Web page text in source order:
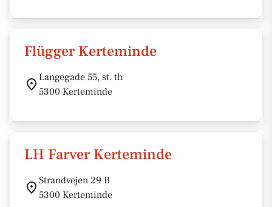
Flügger Kerteminde
Langegade 55, st. th
5300 Kerteminde
LH Farver Kerteminde
Strandvejen 29 B
5300 Kerteminde